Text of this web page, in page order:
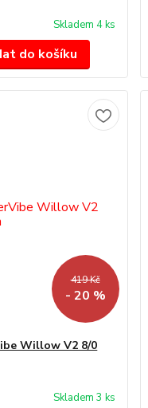
Skladem 4 ks
do košíku
419 Kč
- 20 %
Willow V2 8/0
Skladem 3 ks